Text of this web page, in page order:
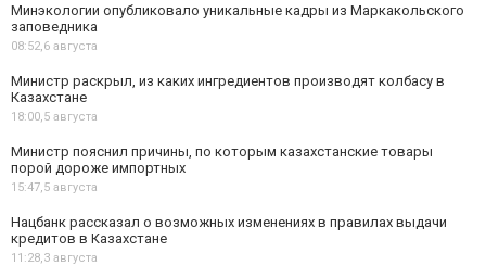
Минэкологии опубликовало уникальные кадры из Маркакольского
заповедника
08:52,6 августа
Министр раскрыл, из каких ингредиентов производят колбасу в
Казахстане
18:00,5 августа
Министр пояснил причины, по которым казахстанские товары
порой дороже импортных
15:47,5 августа
Нацбанк рассказал о возможных изменениях в правилах выдачи
кредитов в Казахстане
11:28,3 августа